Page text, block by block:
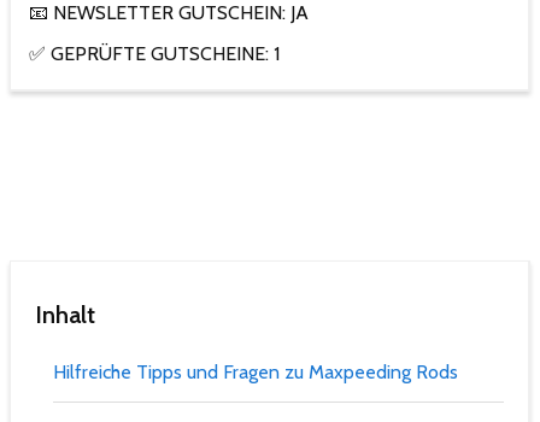
📧 NEWSLETTER GUTSCHEIN: JA
✅ GEPRÜFTE GUTSCHEINE: 1
Inhalt
Hilfreiche Tipps und Fragen zu Maxpeeding Rods